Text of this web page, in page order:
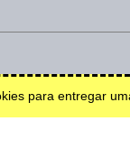
reforma, mobília
serviço.
para entregar